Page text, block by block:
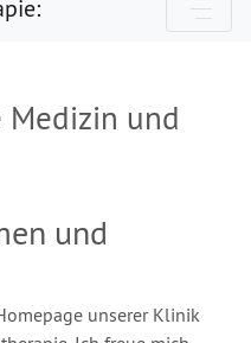
Medizin und
und
unserer Klinik